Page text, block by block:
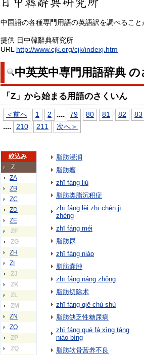
中国語の各種専門用語の英語訳を調べるこ
提供 日中韓辭典研究所
URL http://www.cjk.org/cjk/indexj.htm
中英英中専門用語辞典
「Z」から始まる用語のさくいん
＜前へ 1 2 .... 79 80 81 82 83
.... 210 211 次へ＞
絞込み
Z
ZA
ZB
ZC
ZD
ZE
ZF
ZG
ZH
ZI
ZJ
ZK
ZL
ZM
ZN
ZO
ZP
ZQ
脂肪浸润
脂肪瘤
zhī fáng liú
脂肪类脂沉积症
zhī fáng lèi zhī chén jī
zhèng
zhī fáng méi
脂肪尿
zhī fáng niào
脂肪囊肿
zhī fáng náng zhǒng
脂肪切除术
zhī fáng qiē chú shù
脂肪缺乏性糖尿病
zhī fáng quē fá xìng táng
niào bìng
脂肪软骨营养不良